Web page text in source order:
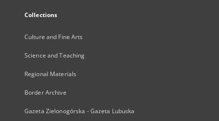
Collections
Culture and Fine Arts
Science and Teaching
Regional Materials
Border Archive
Gazeta Zielonogórska - Gazeta Lubuska